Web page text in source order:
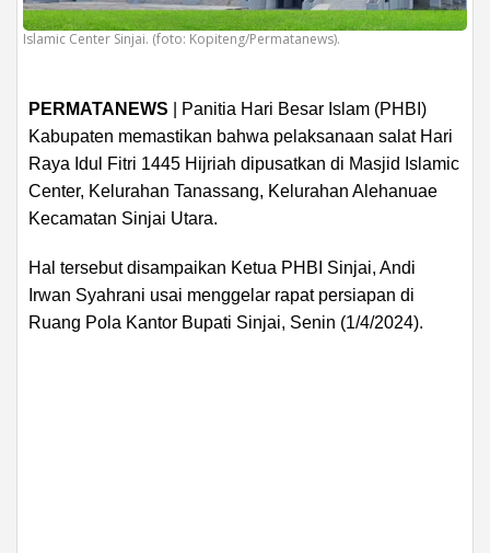
Islamic Center Sinjai. (foto: Kopiteng/Permatanews).
PERMATANEWS | Panitia Hari Besar Islam (PHBI)
Kabupaten memastikan bahwa pelaksanaan salat Hari
Raya Idul Fitri 1445 Hijriah dipusatkan di Masjid Islamic
Center, Kelurahan Tanassang, Kelurahan Alehanuae
Kecamatan Sinjai Utara.
Hal tersebut disampaikan Ketua PHBI Sinjai, Andi
Irwan Syahrani usai menggelar rapat persiapan di
Ruang Pola Kantor Bupati Sinjai, Senin (1/4/2024).